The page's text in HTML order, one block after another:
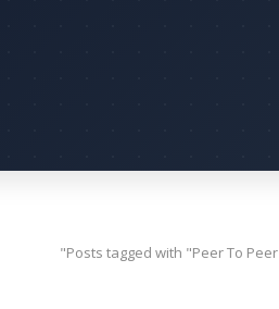
Posts tagged with "Peer To Peer"